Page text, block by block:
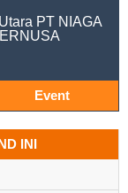
PT NIAGA
Event
INI